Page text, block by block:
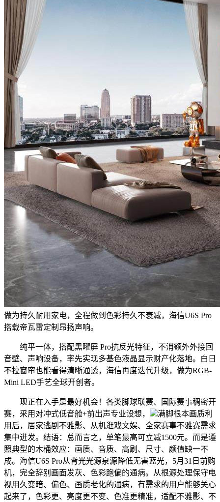
做为持久耐用家电，全程做到色彩持久不衰减，海信U6S Pro
搭载帝瓦雷定制昂扬声响。
纯平一体，搭配黑曜屏 Pro抗反光特征，不消额外外接回
音壁、声响设备，率先实现多基色液晶显示财产化落地。白日
不拉窗帘也能看得清晰通透，海信再度迭代升级，做为RGB-
Mini LED手艺全球开创者。
现正在入手是最好机会！各类脚球联赛、国际赛事稠密开
赛，采用对冲式低音舱+前出声专业设想，
满脚根本画质利
用后，居家逃剧不雅影、从机逛戏文娱、全家赛事不雅赛需求
集中迸发。结语：总而言之，单笔最高可立减1500元。而是遵
照典型的木桶效应：画质、音质、高刷、尺寸、颜值缺一不
成。海信U6S Pro从背光光源泉源降低无害蓝光，5月31日前购
机，完全辞别画面发灰、色彩跑偏的通病。从根源处理保守电
视用久变暗、偏色、画质老化的通病，有需求的用户能够关心
起来了，色彩更、亮度更不变、色准更精准，适配不雅影、不